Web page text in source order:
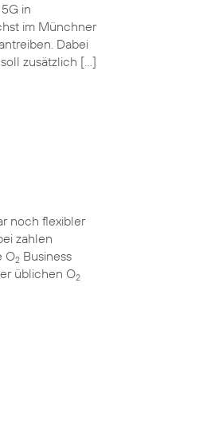
in
im Münchner
Dabei
zusätzlich […]
noch flexibler
zahlen
O2 Business
üblichen O2